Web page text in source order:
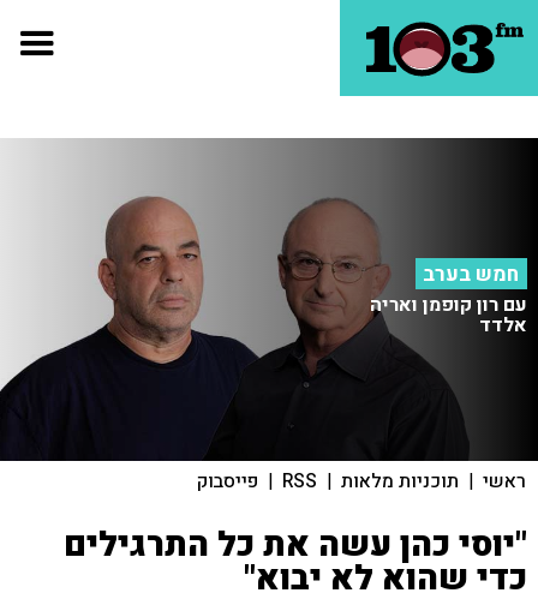
חמש בערב
עם רון קופמן ואריה
אלדד
ראשי | תוכניות מלאות |
RSS
| פייסבוק
"יוסי כהן עשה את כל התרגילים
כדי שהוא לא יבוא"